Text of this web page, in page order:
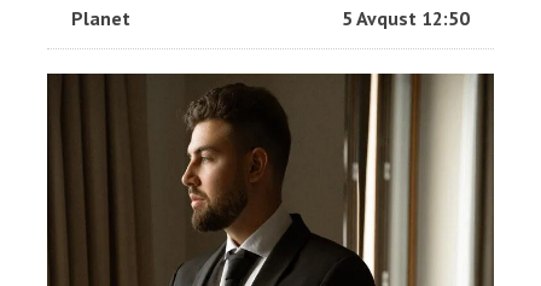
Planet 5 Avqust 12:50